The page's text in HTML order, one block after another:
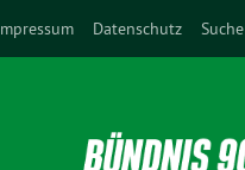
Datenschutz Suche